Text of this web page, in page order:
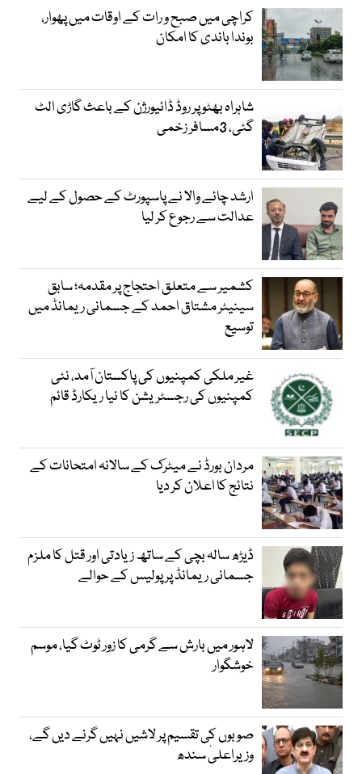
کراچی میں صبح و رات کے اوقات میں پھوار،
بوندا باندی کا امکان
شاہراہ بھٹو پر روڈ ڈائیورژن کے باعث گاڑی الٹ
گئی، 3مسافر زخمی
ارشد چائے والا نے پاسپورٹ کے حصول کے لیے
عدالت سے رجوع کر لیا
کشمیر سے متعلق احتجاج پر مقدمہ؛ سابق
سینیٹر مشتاق احمد کے جسمانی ریمانڈ میں
توسیع
غیر ملکی کمپنیوں کی پاکستان آمد، نئی
کمپنیوں کی رجسٹریشن کا نیا ریکارڈ قائم
مردان بورڈ نے میٹرک کے سالانہ امتحانات کے
نتائج کا اعلان کر دیا
ڈیڑھ سالہ بچی کے ساتھ زیادتی اور قتل کا ملزم
جسمانی ریمانڈ پر پولیس کے حوالے
لاہور میں بارش سے گرمی کا زور ٹوٹ گیا، موسم
خوشگوار
صوبوں کی تقسیم پر لاشیں نہیں گرنے دیں گے،
وزیراعلیٰ سندھ